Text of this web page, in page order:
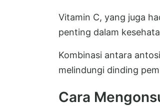
Vitamin C, yang juga
penting dalam
Kombinasi antara
melindungi dinding
Cara